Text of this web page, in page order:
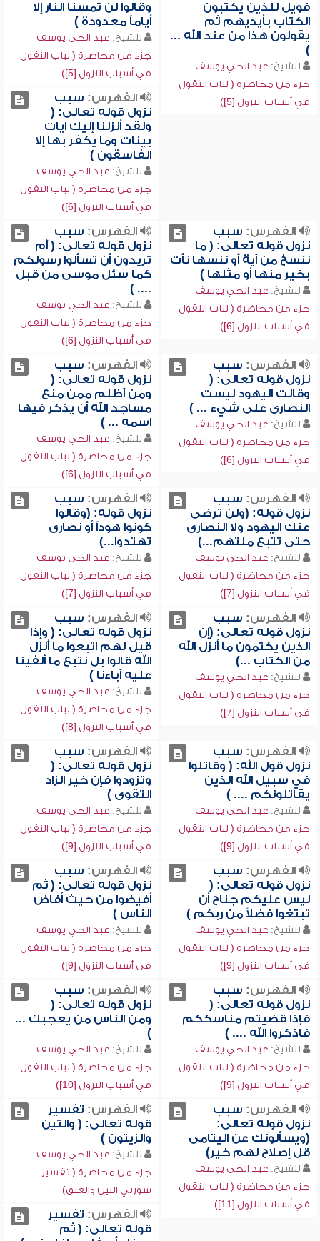
فويل للذين يكتبون
الكتاب بأيديهم ثم
يقولون هذا من عند الله ...
)
للشيخ: عبد الحي يوسف
جزء من محاضرة ( لباب النقول
في أسباب النزول [5])
وقالوا لن تمسنا النار إلا
أياماً معدودة )
للشيخ: عبد الحي يوسف
جزء من محاضرة ( لباب النقول
في أسباب النزول [5])
الفهرس: سبب
نزول قوله تعالى: (
ولقد أنزلنا إليك آيات
بينات وما يكفر بها إلا
الفاسقون )
للشيخ: عبد الحي يوسف
جزء من محاضرة ( لباب النقول
في أسباب النزول [6])
الفهرس: سبب
نزول قوله تعالى: ( ما
ننسخ من آية أو ننسها نأت
بخير منها أو مثلها )
للشيخ: عبد الحي يوسف
جزء من محاضرة ( لباب النقول
في أسباب النزول [6])
الفهرس: سبب
نزول قوله تعالى: ( أم
تريدون أن تسألوا رسولكم
كما سئل موسى من قبل
.... )
للشيخ: عبد الحي يوسف
جزء من محاضرة ( لباب النقول
في أسباب النزول [6])
الفهرس: سبب
نزول قوله تعالى: (
وقالت اليهود ليست
النصارى على شيء ... )
للشيخ: عبد الحي يوسف
جزء من محاضرة ( لباب النقول
في أسباب النزول [6])
الفهرس: سبب
نزول قوله تعالى: (
ومن أظلم ممن منع
مساجد الله أن يذكر فيها
اسمه ... )
للشيخ: عبد الحي يوسف
جزء من محاضرة ( لباب النقول
في أسباب النزول [6])
الفهرس: سبب
نزول قوله: (ولن ترضى
عنك اليهود ولا النصارى
حتى تتبع ملتهم...)
للشيخ: عبد الحي يوسف
جزء من محاضرة ( لباب النقول
في أسباب النزول [7])
الفهرس: سبب
نزول قوله: (وقالوا
كونوا هوداً أو نصارى
تهتدوا...)
للشيخ: عبد الحي يوسف
جزء من محاضرة ( لباب النقول
في أسباب النزول [7])
الفهرس: سبب
نزول قوله تعالى: (إن
الذين يكتمون ما أنزل الله
من الكتاب ...)
للشيخ: عبد الحي يوسف
جزء من محاضرة ( لباب النقول
في أسباب النزول [7])
الفهرس: سبب
نزول قوله تعالى: ( وإذا
قيل لهم اتبعوا ما أنزل
الله قالوا بل نتبع ما ألفينا
عليه آباءنا )
للشيخ: عبد الحي يوسف
جزء من محاضرة ( لباب النقول
في أسباب النزول [8])
الفهرس: سبب
نزول قول الله: ( وقاتلوا
في سبيل الله الذين
يقاتلونكم .... )
للشيخ: عبد الحي يوسف
جزء من محاضرة ( لباب النقول
في أسباب النزول [9])
الفهرس: سبب
نزول قوله تعالى: (
وتزودوا فإن خير الزاد
التقوى )
للشيخ: عبد الحي يوسف
جزء من محاضرة ( لباب النقول
في أسباب النزول [9])
الفهرس: سبب
نزول قوله تعالى: (
ليس عليكم جناح أن
تبتغوا فضلاً من ربكم )
للشيخ: عبد الحي يوسف
جزء من محاضرة ( لباب النقول
في أسباب النزول [9])
الفهرس: سبب
نزول قوله تعالى: ( ثم
أفيضوا من حيث أفاض
الناس )
للشيخ: عبد الحي يوسف
جزء من محاضرة ( لباب النقول
في أسباب النزول [9])
الفهرس: سبب
نزول قوله تعالى: (
فإذا قضيتم مناسككم
فاذكروا الله .... )
للشيخ: عبد الحي يوسف
جزء من محاضرة ( لباب النقول
في أسباب النزول [9])
الفهرس: سبب
نزول قوله تعالى: (
ومن الناس من يعجبك ...
)
للشيخ: عبد الحي يوسف
جزء من محاضرة ( لباب النقول
في أسباب النزول [10])
الفهرس: سبب
نزول قوله تعالى:
(ويسألونك عن اليتامى
قل إصلاح لهم خير)
للشيخ: عبد الحي يوسف
جزء من محاضرة ( لباب النقول
في أسباب النزول [11])
الفهرس: تفسير
قوله تعالى: ( والتين
والزيتون )
للشيخ: عبد الحي يوسف
جزء من محاضرة ( تفسير
سورتي التين والعلق)
الفهرس: تفسير
قوله تعالى: ( ثم